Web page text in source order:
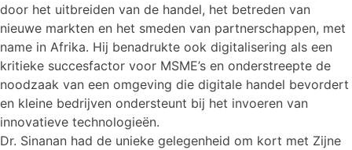
door het uitbreiden van de handel, het betreden van
nieuwe markten en het smeden van partnerschappen, met
name in Afrika. Hij benadrukte ook digitalisering als een
kritieke succesfactor voor MSME’s en onderstreepte de
noodzaak van een omgeving die digitale handel bevordert
en kleine bedrijven ondersteunt bij het invoeren van
innovatieve technologieën.
Dr. Sinanan had de unieke gelegenheid om kort met Zijne